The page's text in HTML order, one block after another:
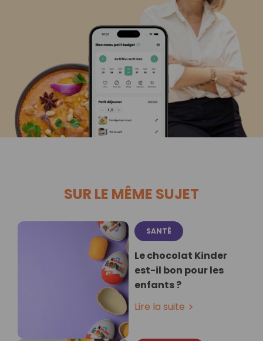
SUR LE MÊME SUJET
SANTÉ
Le chocolat Kinder
est-il bon pour les
enfants ?
Lire la suite